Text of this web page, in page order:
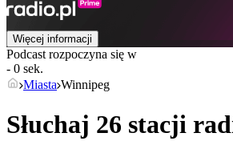
Więcej informacji
Podcast rozpoczyna się w
- 0 sek.
Miasta Winnipeg
Słuchaj 26 stacji